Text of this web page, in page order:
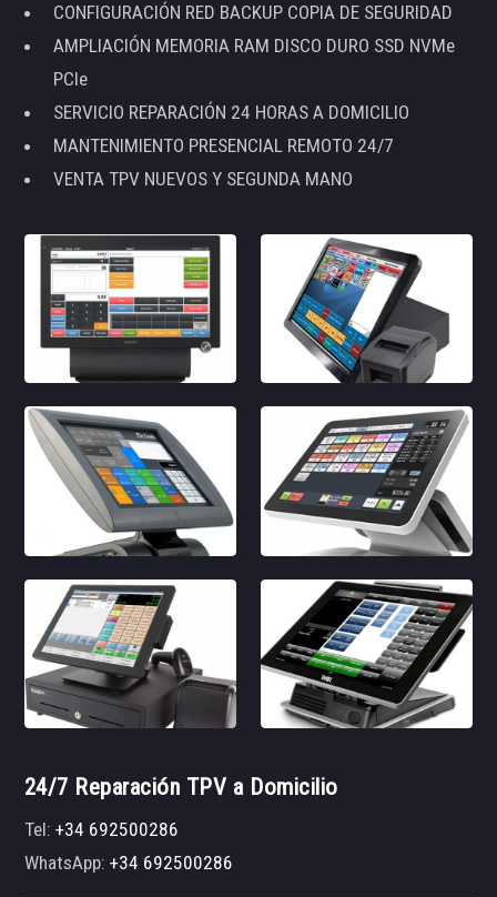
CONFIGURACIÓN RED BACKUP COPIA DE SEGURIDAD
AMPLIACIÓN MEMORIA RAM DISCO DURO SSD NVMe
PCIe
SERVICIO REPARACIÓN 24 HORAS A DOMICILIO
MANTENIMIENTO PRESENCIAL REMOTO 24/7
VENTA TPV NUEVOS Y SEGUNDA MANO
24/7 Reparación TPV a Domicilio
Tel:+34 692500286
WhatsApp:+34 692500286